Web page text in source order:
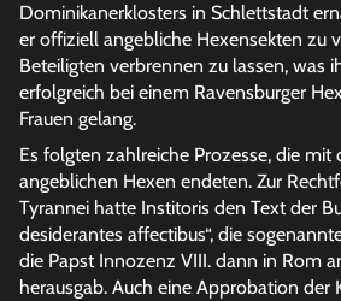
Dominikanerklosters in Schlettstadt
er offiziell angebliche Hexensekten zu
Beteiligten verbrennen zu lassen, was
erfolgreich bei einem Ravensburger
Frauen gelang.
Es folgten zahlreiche Prozesse, die mit
angeblichen Hexen endeten. Zur
Tyrannei hatte Institoris den Text der
desiderantes affectibus“, die
die Papst Innozenz VIII. dann in Rom
herausgab. Auch eine Approbation der